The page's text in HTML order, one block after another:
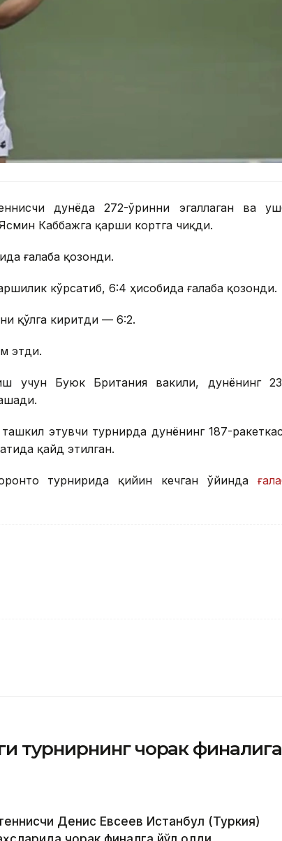
дунёда 272-ўринни эгаллаган ва
Каббажга қарши кортга чиқди.
ғалаба қозонди.
кўрсатиб, 6:4 ҳисобида ғалаба қозонди.
қўлга киритди — 6:2.
этди.
учун Буюк Британия вакили, дунёнинг
этувчи турнирда дунёнинг 187-
қайд этилган.
турнирида қийин кечган ўйинда
турнирнинг чорак финалига
Денис Евсеев Истанбул (Туркия)